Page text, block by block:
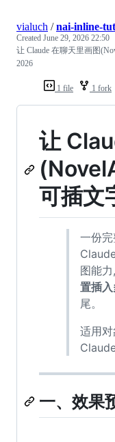
1 file 1 fork
vialuch /nai-inline-
Created June 29, 2026 22:50
让 Claude 在聊天里画图
2026
让
可插文
一份
图能
置插
尾。
适用
一、效果